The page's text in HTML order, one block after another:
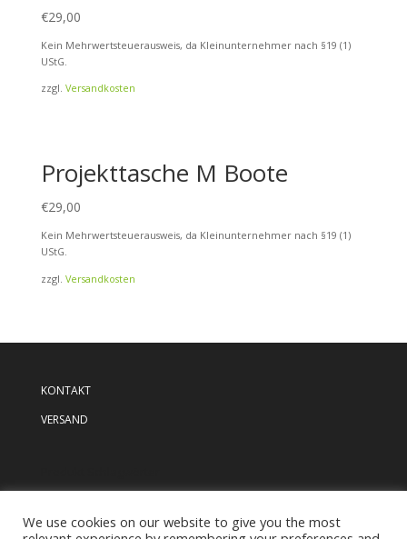
€29,00
Kein Mehrwertsteuerausweis, da Kleinunternehmer nach §19 (1)
UStG.
zzgl. Versandkosten
Projekttasche M Boote
€29,00
Kein Mehrwertsteuerausweis, da Kleinunternehmer nach §19 (1)
UStG.
zzgl. Versandkosten
KONTAKT
VERSAND
We use cookies on our website to give you the most